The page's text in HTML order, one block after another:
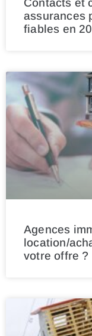
Contacts et
assurances
fiables en
Agences
location/
votre offre ?